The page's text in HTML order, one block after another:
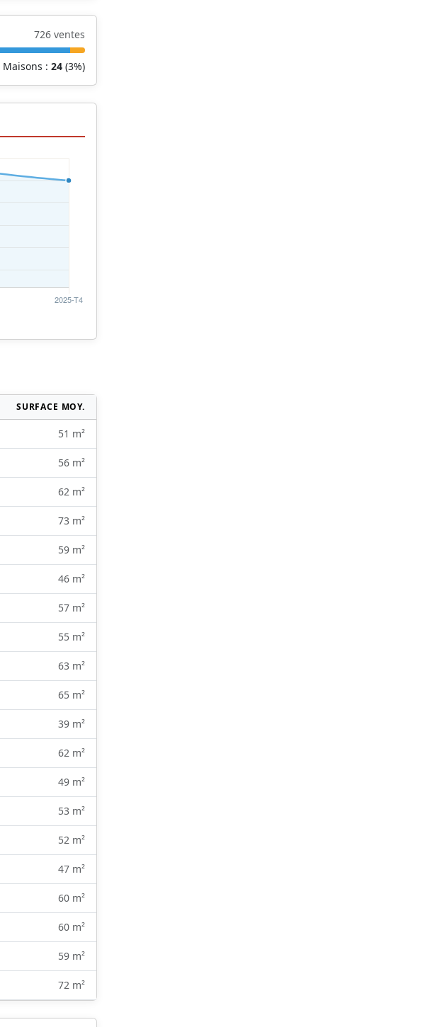
726 ventes
Maisons : 24 (3%)
SURFACE MOY.
51 m²
56 m²
62 m²
73 m²
59 m²
46 m²
57 m²
55 m²
63 m²
65 m²
39 m²
62 m²
49 m²
53 m²
52 m²
47 m²
60 m²
60 m²
59 m²
72 m²